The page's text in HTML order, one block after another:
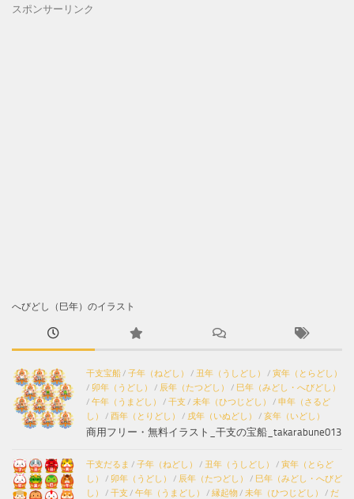
スポンサーリンク
へびどし（巳年）のイラスト
干支宝船/ 子年（ねどし） / 丑年（うしどし） / 寅年（とらどし）
/ 卯年（うどし） / 辰年（たつどし） / 巳年（みどし・へびどし）
/ 午年（うまどし） / 干支 / 未年（ひつじどし） / 申年（さるど
し）
/ 酉年（とりどし） / 戌年（いぬどし） / 亥年（いどし）
商用フリー・無料イラスト_干支の宝船_takarabune013
干支だるま / 子年（ねどし） / 丑年（うしどし） / 寅年（とらど
し）
/ 卯年（うどし） / 辰年（たつどし） / 巳年（みどし・へびど
し）
/ 干支 / 午年（うまどし） / 縁起物/ 未年（ひつじどし） / だ